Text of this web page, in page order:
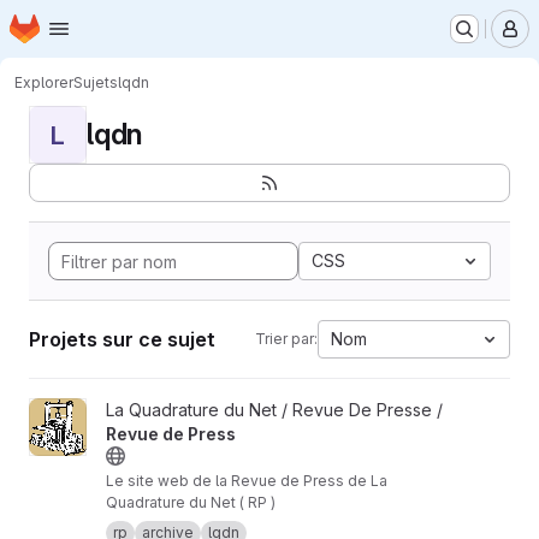
Passer au contenu principal
Page d'accueil
ExplorerSujetslqdn
L lqdn
CSS
Projets sur ce sujet Trier par: Nom
Afficher le projet Revue de Press
La Quadrature du Net / Revue De Presse /
Revue de Press
Le site web de la Revue de Press de La
Quadrature du Net ( RP )
rp
archive lqdn